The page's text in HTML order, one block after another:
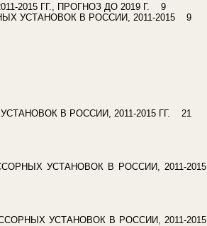
2015 ГГ., ПРОГНОЗ ДО 2019 Г. 9
УСТАНОВОК В РОССИИ, 2011-2015 9
В РОССИИ, 2011-2015 ГГ. 21
УСТАНОВОК В РОССИИ, 2011-2015
УСТАНОВОК В РОССИИ, 2011-2015